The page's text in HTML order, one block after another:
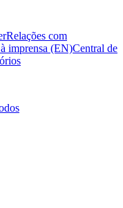
Relações com
imprensa (EN)Central de